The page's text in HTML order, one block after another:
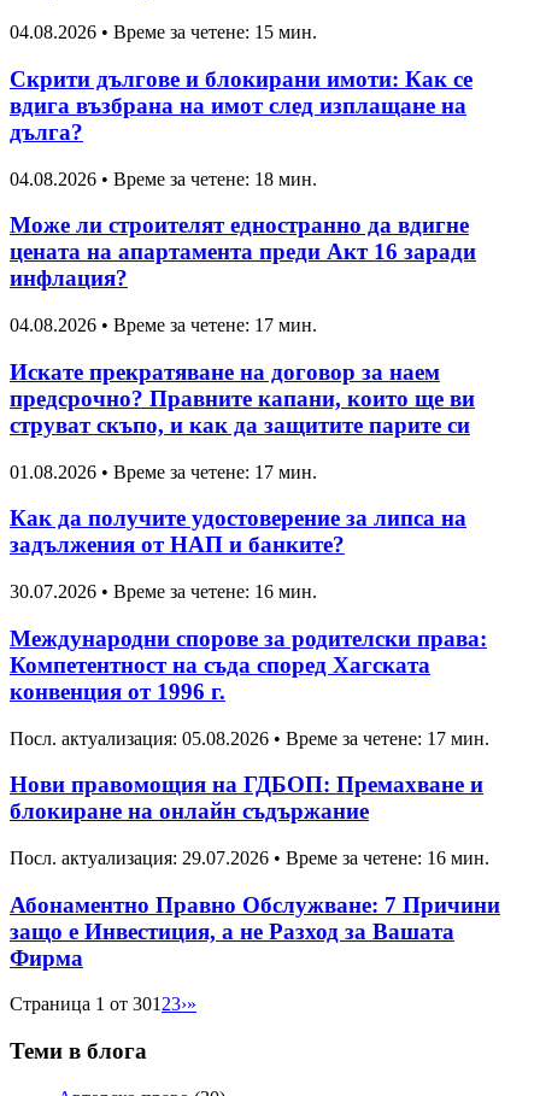
04.08.2026 • Време за четене: 15 мин.
Скрити дългове и блокирани имоти: Как се
вдига възбрана на имот след изплащане на
дълга?
04.08.2026 • Време за четене: 18 мин.
Може ли строителят едностранно да вдигне
цената на апартамента преди Акт 16 заради
инфлация?
04.08.2026 • Време за четене: 17 мин.
Искате прекратяване на договор за наем
предсрочно? Правните капани, които ще ви
струват скъпо, и как да защитите парите си
01.08.2026 • Време за четене: 17 мин.
Как да получите удостоверение за липса на
задължения от НАП и банките?
30.07.2026 • Време за четене: 16 мин.
Международни спорове за родителски права:
Компетентност на съда според Хагската
конвенция от 1996 г.
Посл. актуализация: 05.08.2026 • Време за четене: 17 мин.
Нови правомощия на ГДБОП: Премахване и
блокиране на онлайн съдържание
Посл. актуализация: 29.07.2026 • Време за четене: 16 мин.
Абонаментно Правно Обслужване: 7 Причини
защо е Инвестиция, а не Разход за Вашата
Фирма
Страница 1 от 301 23›»
Теми в блога